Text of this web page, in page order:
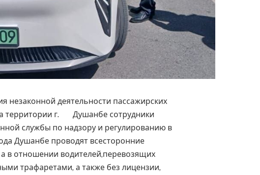
незаконной деятельности пассажирских
территории г. Душанбе сотрудники
службы по надзору и регулированию в
Душанбе проводят всесторонние
в отношении водителей,перевозящих
трафаретами, а также без лицензии,